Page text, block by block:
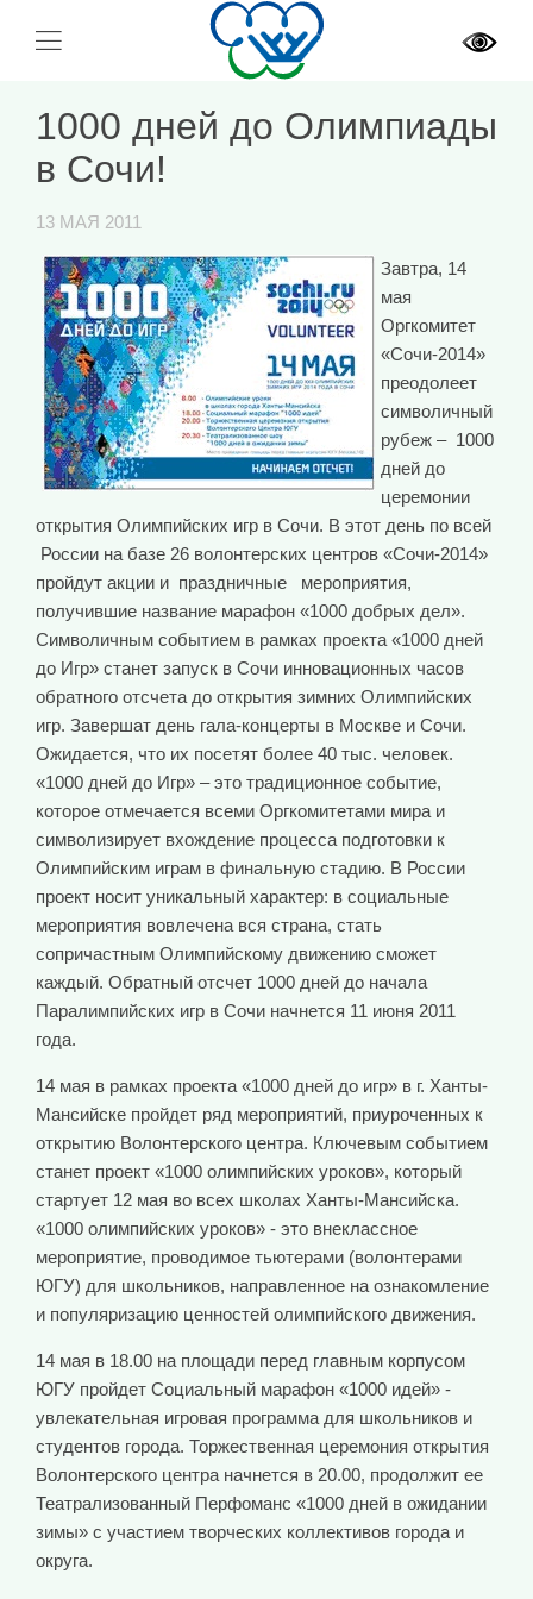
1000 дней до Олимпиады
в Сочи!
13 МАЯ 2011
Завтра, 14
мая
Оргкомитет
«Сочи-2014»
преодолеет
символичный
рубеж – 1000
дней до
церемонии
открытия Олимпийских игр в Сочи. В этот день по всей
России на базе 26 волонтерских центров «Сочи-2014»
пройдут акции и праздничные мероприятия,
получившие название марафон «1000 добрых дел».
Символичным событием в рамках проекта «1000 дней
до Игр» станет запуск в Сочи инновационных часов
обратного отсчета до открытия зимних Олимпийских
игр. Завершат день гала-концерты в Москве и Сочи.
Ожидается, что их посетят более 40 тыс. человек.
«1000 дней до Игр» – это традиционное событие,
которое отмечается всеми Оргкомитетами мира и
символизирует вхождение процесса подготовки к
Олимпийским играм в финальную стадию. В России
проект носит уникальный характер: в социальные
мероприятия вовлечена вся страна, стать
сопричастным Олимпийскому движению сможет
каждый. Обратный отсчет 1000 дней до начала
Паралимпийских игр в Сочи начнется 11 июня 2011
года.
14 мая в рамках проекта «1000 дней до игр» в г. Ханты-
Мансийске пройдет ряд мероприятий, приуроченных к
открытию Волонтерского центра. Ключевым событием
станет проект «1000 олимпийских уроков», который
стартует 12 мая во всех школах Ханты-Мансийска.
«1000 олимпийских уроков» - это внеклассное
мероприятие, проводимое тьютерами (волонтерами
ЮГУ) для школьников, направленное на ознакомление
и популяризацию ценностей олимпийского движения.
14 мая в 18.00 на площади перед главным корпусом
ЮГУ пройдет Социальный марафон «1000 идей» -
увлекательная игровая программа для школьников и
студентов города. Торжественная церемония открытия
Волонтерского центра начнется в 20.00, продолжит ее
Театрализованный Перфоманс «1000 дней в ожидании
зимы» с участием творческих коллективов города и
округа.